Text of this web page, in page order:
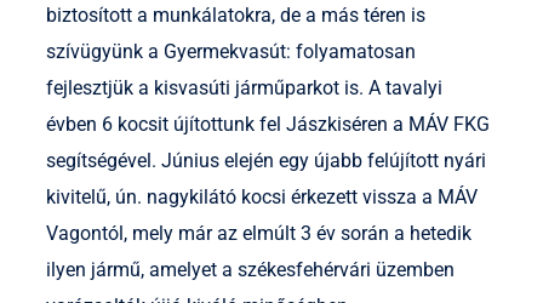
biztosított a munkálatokra, de a más téren is
szívügyünk a Gyermekvasút: folyamatosan
fejlesztjük a kisvasúti járműparkot is. A tavalyi
évben 6 kocsit újítottunk fel Jászkiséren a MÁV FKG
segítségével. Június elején egy újabb felújított nyári
kivitelű, ún. nagykilátó kocsi érkezett vissza a MÁV
Vagontól, mely már az elmúlt 3 év során a hetedik
ilyen jármű, amelyet a székesfehérvári üzemben